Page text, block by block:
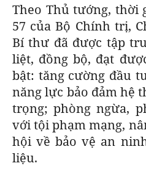
Theo Thủ tướng, thời
57 của Bộ Chính trị,
Bí thư đã được tập
liệt, đồng bộ, đạt
bật: tăng cường đầu
năng lực bảo đảm hệ
trọng; phòng ngừa,
với tội phạm mạng,
hội về bảo vệ an
liệu.